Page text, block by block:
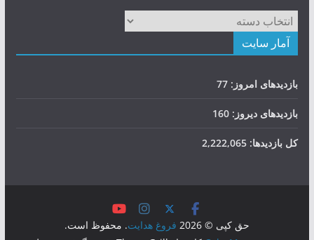
دسته‌ها
آمار سایت
بازدیدهای امروز: 77
بازدیدهای دیروز: 160
کل بازدیدها: 2,222,065
حق کپی © 2026 فروغ هدایت. محفوظ است.